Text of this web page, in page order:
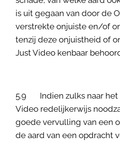
is uit gegaan van door de
verstrekte onjuiste en/of
tenzij deze onjuistheid of
Just Video kenbaar
5.9 Indien zulks naar het
Video redelijkerwijs
goede vervulling van een
de aard van een opdracht